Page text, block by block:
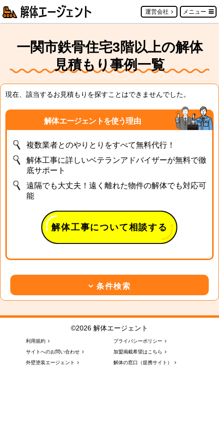
運営会社 メニュー
一関市鉄骨住宅3階以上の解体
見積もり事例一覧
現在、該当するお見積もりを探すことはできませんでした。
解体エージェントを使う理由
複数業者とのやりとりをすべて無料代行！
解体工事に詳しいベテランアドバイザーが無料で徹
底サポート
遠隔でも大丈夫！遠く離れた物件の解体でも対応可
能
解体工事について相談する
条件検索
©2026 解体エージェント
利用規約
プライバシーポリシー
サイトへのお問い合わせ
加盟掲載希望はこちら
外壁塗装エージェント
解体の窓口（提携サイト）